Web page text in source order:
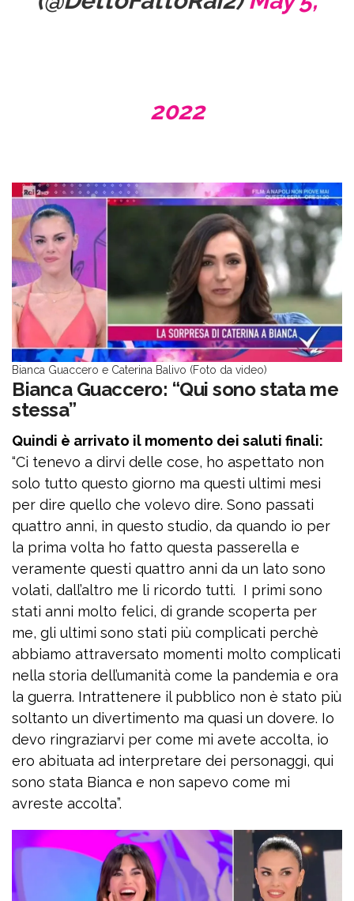
2022
Bianca Guaccero e Caterina Balivo (Foto da video)
Bianca Guaccero: “Qui sono stata me
stessa”
Quindi è arrivato il momento dei saluti finali:
“Ci tenevo a dirvi delle cose, ho aspettato non
solo tutto questo giorno ma questi ultimi mesi
per dire quello che volevo dire. Sono passati
quattro anni, in questo studio, da quando io per
la prima volta ho fatto questa passerella e
veramente questi quattro anni da un lato sono
volati, dall’altro me li ricordo tutti. I primi sono
stati anni molto felici, di grande scoperta per
me, gli ultimi sono stati più complicati perchè
abbiamo attraversato momenti molto complicati
nella storia dell’umanità come la pandemia e ora
la guerra. Intrattenere il pubblico non è stato più
soltanto un divertimento ma quasi un dovere. Io
devo ringraziarvi per come mi avete accolta, io
ero abituata ad interpretare dei personaggi, qui
sono stata Bianca e non sapevo come mi
avreste accolta”.